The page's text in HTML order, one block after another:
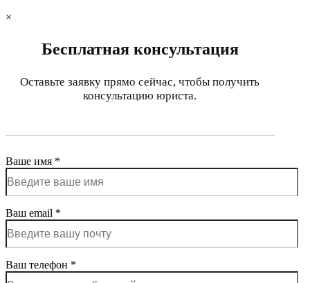
×
Бесплатная консультация
Оставьте заявку прямо сейчас, чтобы получить
консультацию юриста.
Ваше имя *
Ваш email *
Ваш телефон *